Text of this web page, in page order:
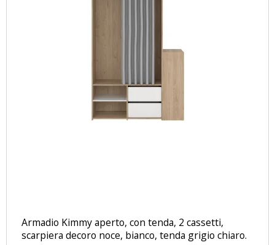
Armadio Kimmy aperto, con tenda, 2 cassetti,
scarpiera decoro noce, bianco, tenda grigio chiaro.